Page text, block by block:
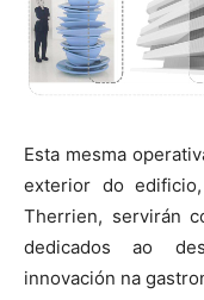
Esta mesma
exterior do
Therrien, servirán
dedicados ao
innovación na